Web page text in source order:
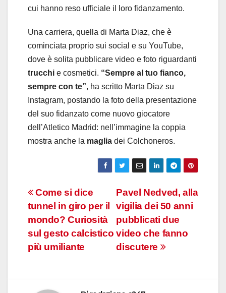
cui hanno reso ufficiale il loro fidanzamento.
Una carriera, quella di Marta Diaz, che è
cominciata proprio sui social e su YouTube,
dove è solita pubblicare video e foto riguardanti
trucchi e cosmetici. “Sempre al tuo fianco,
sempre con te”, ha scritto Marta Diaz su
Instagram, postando la foto della presentazione
del suo fidanzato come nuovo giocatore
dell’Atletico Madrid: nell’immagine la coppia
mostra anche la maglia dei Colchoneros.
Navigazione
articoli
Pavel Nedved, alla
vigilia dei 50 anni
pubblicati due
video che fanno
discutere
Come si dice
tunnel in giro per il
mondo? Curiosità
sul gesto calcistico
più umiliante